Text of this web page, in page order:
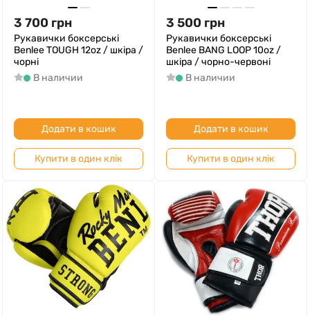
3 700 грн
Рукавички боксерські
Benlee TOUGH 12oz / шкіра /
чорні
В наличии
Додати в кошик
Купити в один клік
3 500 грн
Рукавички боксерські
Benlee BANG LOOP 10oz /
шкіра / чорно-червоні
В наличии
Додати в кошик
Купити в один клік